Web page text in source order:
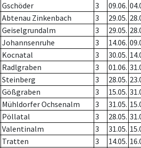
Gschöder 3 09.06.
Abtenau Zinkenbach 3 29.05.
Geiselgrundalm 3 29.05.
Johannsenruhe 3 14.06.
Kocnatal 3 30.05.
Radlgraben 3 01.06.
Steinberg 3 28.05.
Gößgraben 3 15.05.
Mühldorfer Ochsenalm 3 31.05.
Pöllatal 3 28.05.
Valentinalm 3 31.05.
Tratten 3 14.05.